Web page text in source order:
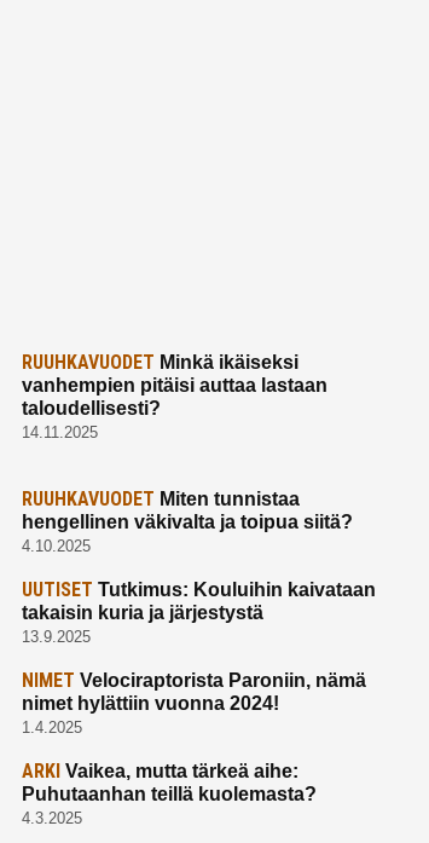
RUUHKAVUODET Minkä ikäiseksi
vanhempien pitäisi auttaa lastaan
taloudellisesti?
14.11.2025
RUUHKAVUODET Miten tunnistaa
hengellinen väkivalta ja toipua siitä?
4.10.2025
UUTISET Tutkimus: Kouluihin kaivataan
takaisin kuria ja järjestystä
13.9.2025
NIMET Velociraptorista Paroniin, nämä
nimet hylättiin vuonna 2024!
1.4.2025
ARKI Vaikea, mutta tärkeä aihe:
Puhutaanhan teillä kuolemasta?
4.3.2025